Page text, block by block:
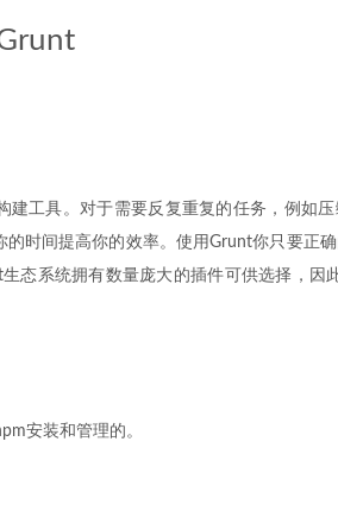
建工具。对于需要反复重复的任务，例如
时间提高你的效率。使用Grunt你只要正
态系统拥有数量庞大的插件可供选择，因
安装和管理的。